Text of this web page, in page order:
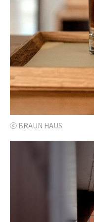
ⓒ BRAUN HAUS